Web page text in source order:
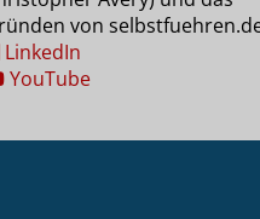
von
LinkedIn
YouTube